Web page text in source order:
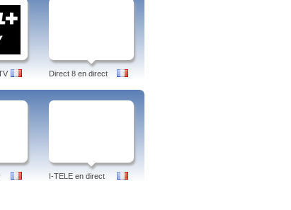
Direct 8 en direct
I-TELE en direct